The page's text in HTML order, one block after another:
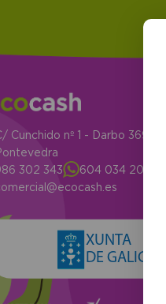
Cunchido nº 1 - Darbo 36940
302 343
604 034 204
XUNTA
DE GALICIA